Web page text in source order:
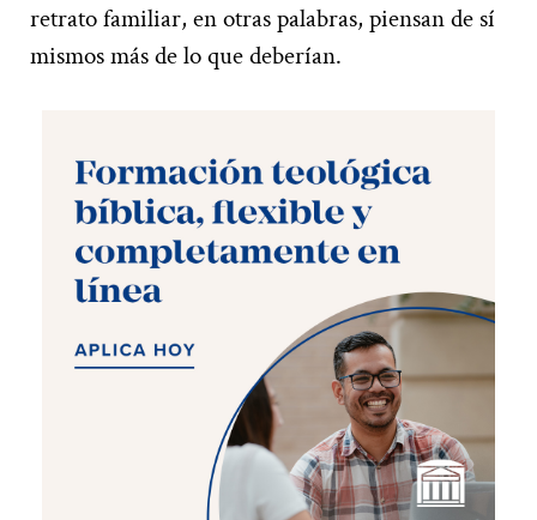
retrato familiar, en otras palabras, piensan de sí
mismos más de lo que deberían.